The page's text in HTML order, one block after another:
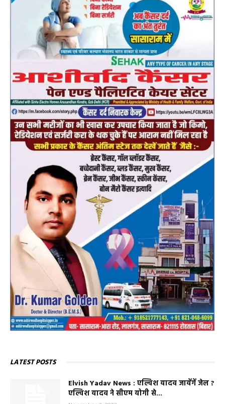
LATEST POSTS
Elvish Yadav News : एल्विश यादव जायेंगें जेल ?
एल्विश यादव ने सीएम योगी से...